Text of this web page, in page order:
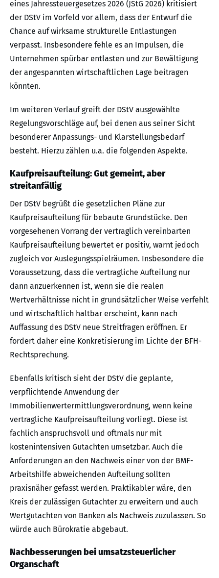
eines Jahressteuergesetzes 2026 (JStG 2026) kritisiert
der DStV im Vorfeld vor allem, dass der Entwurf die
Chance auf wirksame strukturelle Entlastungen
verpasst. Insbesondere fehle es an Impulsen, die
Unternehmen spürbar entlasten und zur Bewältigung
der angespannten wirtschaftlichen Lage beitragen
könnten.
Im weiteren Verlauf greift der DStV ausgewählte
Regelungsvorschläge auf, bei denen aus seiner Sicht
besonderer Anpassungs- und Klarstellungsbedarf
besteht. Hierzu zählen u.a. die folgenden Aspekte.
Kaufpreisaufteilung: Gut gemeint, aber
streitanfällig
Der DStV begrüßt die gesetzlichen Pläne zur
Kaufpreisaufteilung für bebaute Grundstücke. Den
vorgesehenen Vorrang der vertraglich vereinbarten
Kaufpreisaufteilung bewertet er positiv, warnt jedoch
zugleich vor Auslegungsspielräumen. Insbesondere die
Voraussetzung, dass die vertragliche Aufteilung nur
dann anzuerkennen ist, wenn sie die realen
Wertverhältnisse nicht in grundsätzlicher Weise verfehlt
und wirtschaftlich haltbar erscheint, kann nach
Auffassung des DStV neue Streitfragen eröffnen. Er
fordert daher eine Konkretisierung im Lichte der BFH-
Rechtsprechung.
Ebenfalls kritisch sieht der DStV die geplante,
verpflichtende Anwendung der
Immobilienwertermittlungsverordnung, wenn keine
vertragliche Kaufpreisaufteilung vorliegt. Diese ist
fachlich anspruchsvoll und oftmals nur mit
kostenintensiven Gutachten umsetzbar. Auch die
Anforderungen an den Nachweis einer von der BMF-
Arbeitshilfe abweichenden Aufteilung sollten
praxisnäher gefasst werden. Praktikabler wäre, den
Kreis der zulässigen Gutachter zu erweitern und auch
Wertgutachten von Banken als Nachweis zuzulassen. So
würde auch Bürokratie abgebaut.
Nachbesserungen bei umsatzsteuerlicher
Organschaft